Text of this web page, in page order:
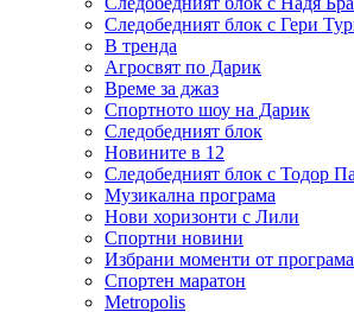
Следобедният блок с Гери
В тренда
Агросвят по Дарик
Време за джаз
Спортното шоу на Дарик
Следобедният блок
Новините в 12
Следобедният блок с Тодор
Музикална програма
Нови хоризонти с Лили
Спортни новини
Избрани моменти от
Спортен маратон
Metropolis